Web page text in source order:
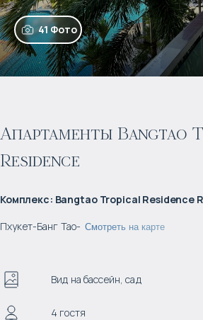
41 Фото
Апартаменты Bangtao
Residence
Комплекс: Bangtao Tropical Residence
Пхукет-Банг Тао- Смотреть на карте
Вид на бассейн, сад
4 гостя